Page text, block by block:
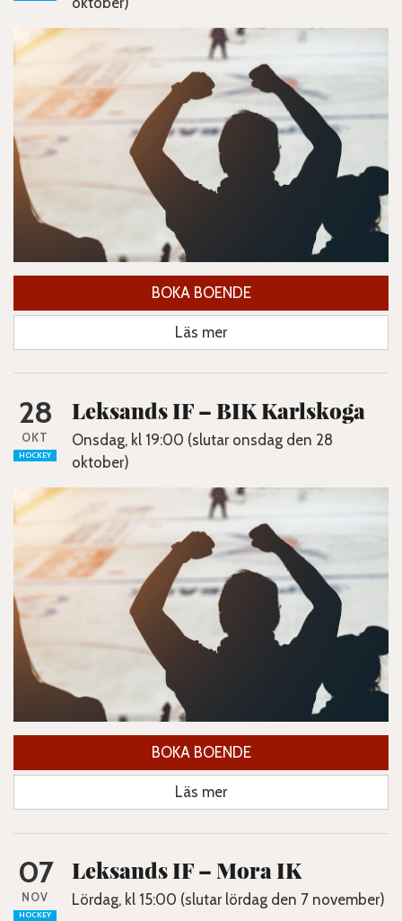
BOKA BOENDE
Läs mer
28
OKT
HOCKEY
Leksands IF – BIK Karlskoga
Onsdag, kl 19:00 (slutar onsdag den 28
oktober)
BOKA BOENDE
Läs mer
07
NOV
HOCKEY
Leksands IF – Mora IK
Lördag, kl 15:00 (slutar lördag den 7 november)